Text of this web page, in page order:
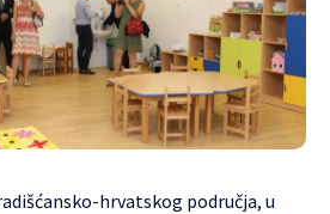
hrvatskog područja, u